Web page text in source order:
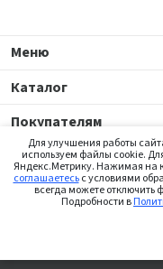
Меню
Каталог
Покупателям
Сайт предназначен
Для улучшения работы
используем файлы cookie.
Яндекс.Метрику. Нажимая на
соглашаетесьс условиями
всегда можете отключить
Подробности в